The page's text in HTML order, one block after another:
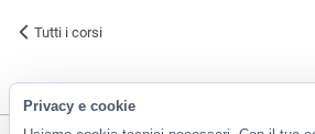
Tutti i corsi
Privacy e cookie